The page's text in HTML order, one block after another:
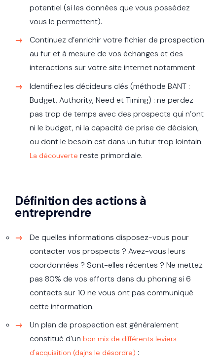
potentiel (si les données que vous possédez
vous le permettent).
Continuez d’enrichir votre fichier de prospection
au fur et à mesure de vos échanges et des
interactions sur votre site internet notamment
Identifiez les décideurs clés (méthode BANT :
Budget, Authority, Need et Timing) : ne perdez
pas trop de temps avec des prospects qui n’ont
ni le budget, ni la capacité de prise de décision,
ou dont le besoin est dans un futur trop lointain.
La découverte reste primordiale.
Définition des actions à
entreprendre
De quelles informations disposez-vous pour
contacter vos prospects ? Avez-vous leurs
coordonnées ? Sont-elles récentes ? Ne mettez
pas 80% de vos efforts dans du phoning si 6
contacts sur 10 ne vous ont pas communiqué
cette information.
Un plan de prospection est généralement
constitué d’un bon mix de différents leviers
d'acquisition (dajns le désordre) :